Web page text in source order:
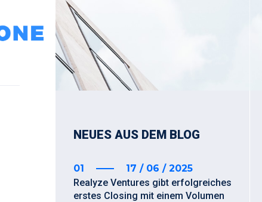
NEUES AUS DEM BLOG
01
17 / 06 / 2025
Realyze Ventures gibt erfolgreiches
erstes Closing mit einem Volumen